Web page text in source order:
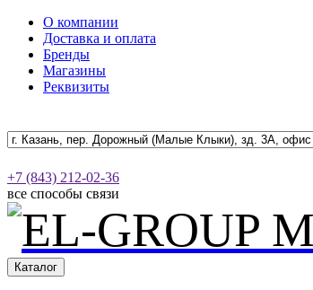
О компании
Доставка и оплата
Бренды
Магазины
Реквизиты
+7 (843) 212-02-36
все способы связи
Каталог